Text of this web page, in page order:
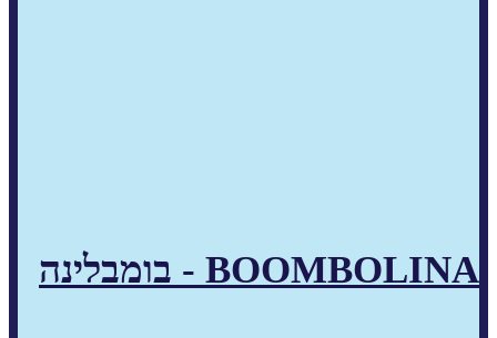
BOOMBOLINA - בומבלינה